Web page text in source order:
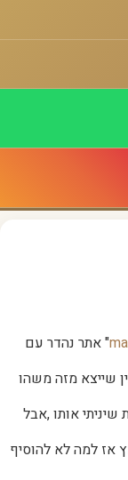
" אתר נהדר עם
שייצא מזה משהו
אותו ,אבל
אז למה לא להוסיף